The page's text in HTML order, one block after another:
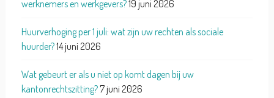
werknemers en werkgevers?19 juni 2026
Huurverhoging per 1 juli: wat zijn uw rechten als sociale
huurder?14 juni 2026
Wat gebeurt er als u niet op komt dagen bij uw
kantonrechtszitting?7 juni 2026